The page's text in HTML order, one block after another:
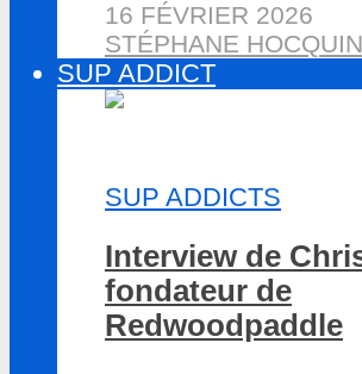
16 FÉVRIER 2026
STÉPHANE
SUP ADDICT
SUP ADDICTS
Interview de
fondateur de
Redwoodpaddle